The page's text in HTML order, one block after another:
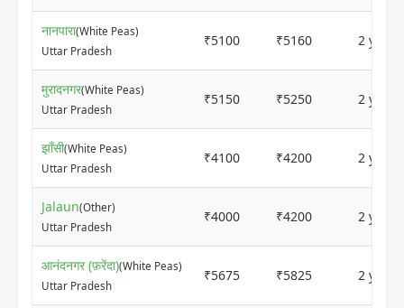
नानपारा(White Peas)
Uttar Pradesh
₹5100 ₹5160 2
मुरादनगर(White Peas)
Uttar Pradesh
₹5150 ₹5250 2
झाँसी(White Peas)
Uttar Pradesh
₹4100 ₹4200 2
Jalaun(Other)
Uttar Pradesh
₹4000 ₹4200 2
आनंदनगर (फ़रेंदा)(White Peas)
Uttar Pradesh
₹5675 ₹5825 2